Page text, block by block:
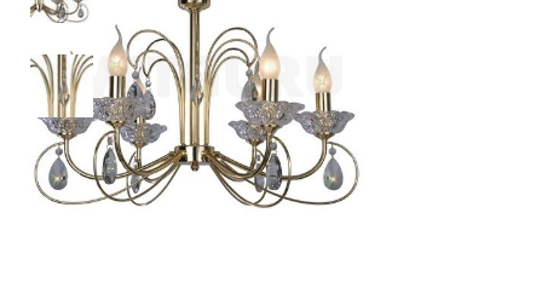
Распродажа
Еще
Мебель